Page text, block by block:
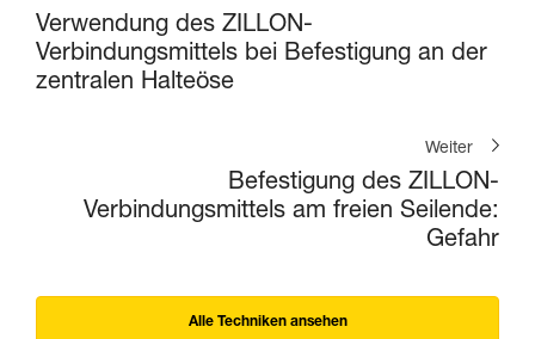
Verwendung des ZILLON-
Verbindungsmittels bei Befestigung an der
zentralen Halteöse
Weiter
Befestigung des ZILLON-
Verbindungsmittels am freien Seilende:
Gefahr
Alle Techniken ansehen